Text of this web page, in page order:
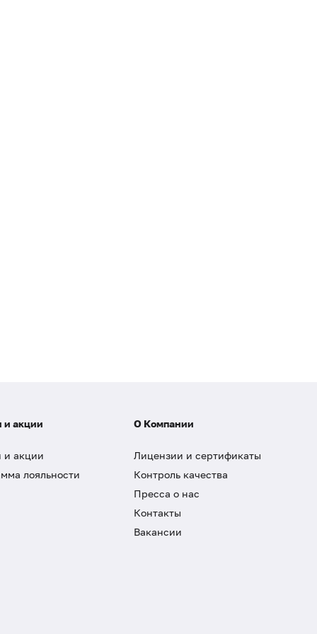
и акции
и акции
лояльности
О Компании
Лицензии и сертификаты
Контроль качества
Пресса о нас
Контакты
Вакансии